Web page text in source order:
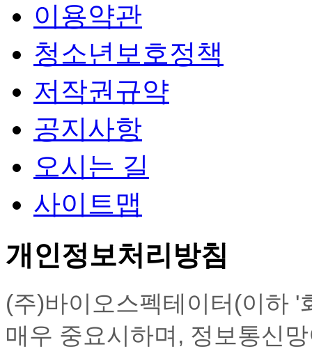
이용약관
청소년보호정책
저작권규약
공지사항
오시는 길
사이트맵
개인정보처리방침
(주)바이오스펙테이터(이하
매우 중요시하며, 정보통신